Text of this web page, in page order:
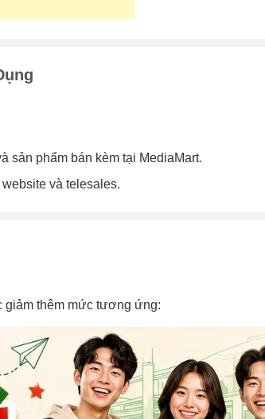
sản phẩm bán kèm tại MediaMart.
và telesales.
giảm thêm mức tương ứng: